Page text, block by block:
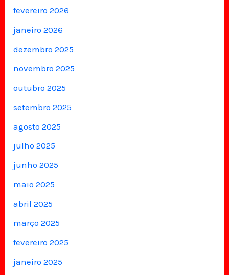
fevereiro 2026
janeiro 2026
dezembro 2025
novembro 2025
outubro 2025
setembro 2025
agosto 2025
julho 2025
junho 2025
maio 2025
abril 2025
março 2025
fevereiro 2025
janeiro 2025